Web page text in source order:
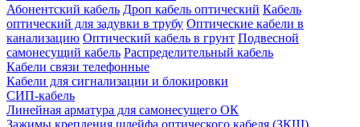
Абонентский кабель Дроп кабель оптический Кабель
оптический для задувки в трубу Оптические кабели в
канализацию Оптический кабель в грунт Подвесной
самонесущий кабель Распределительный кабель
Кабели связи телефонные
Кабели для сигнализации и блокировки
СИП-кабель
Линейная арматура для самонесущего ОК